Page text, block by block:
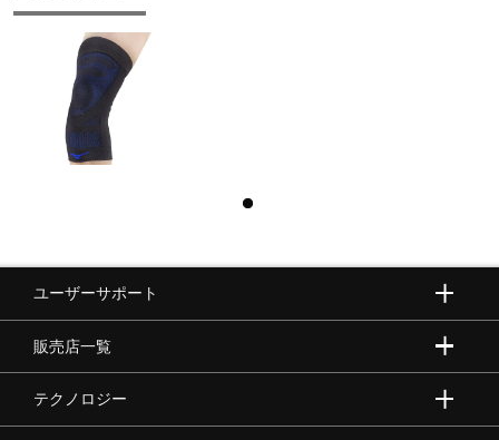
ナイロン、ポリウレタン、その他
発売シーズン
2026年春夏
ユーザーサポート
販売店一覧
テクノロジー